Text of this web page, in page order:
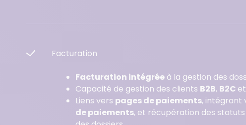
Facturation
Facturation intégrée à la gestion des
Capacité de gestion des clients B2B, B2C et
Liens vers pages de paiements, intégrant
de paiements, et récupération des